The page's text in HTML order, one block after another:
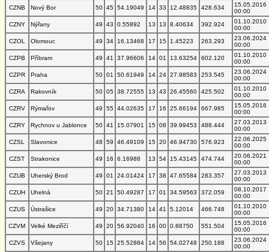
CZNB
Nový Bor 50 45 54.19049 14 33 12.48835 428.634
15.05.2016
00:00
CZNY
Nýřany 49 43 0.55892 13 13 8.40634 392.924
01.10.2010
00:00
CZOL
Olomouc 49 34 16.13468 17 15 1.45223 263.293
23.06.2024
00:00
CZPB
Příbram 49 41 37.96606 14 01 13.63254 602.120
01.10.2010
00:00
CZPR
Praha 50 01 50.61949 14 24 27.98583 253.545
23.06.2024
00:00
CZRA
Rakovník 50 05 38.72555 13 43 26.45560 425.502
01.10.2010
00:00
CZRV
Rýmařov 49 55 44.02635 17 16 25.66194 667.985
15.05.2016
00:00
CZRY
Rychnov u Jablonce 50 41 15.07901 15 08 39.99453 488.444
27.03.2013
00:00
CZSL
Slavonice 48 59 46.49109 15 20 46.94730 576.923
22.06.2025
00:00
CZST
Strakonice 49 16 6.16988 13 54 15.43145 474.744
20.06.2021
00:00
CZUB
Uherský Brod 49 01 24.01424 17 38 47.65584 283.357
27.03.2013
00:00
CZUH
Uhelná 50 21 50.49287 17 01 34.59563 372.059
08.10.2017
00:00
CZUS
Ústrašice 49 20 34.71380 14 41 5.12014 466.748
01.10.2010
00:00
CZVM
Velké Meziříčí 49 20 56.92040 16 00 0.88750 551.504
15.05.2016
00:00
CZVS
Všejany 50 15 25.52884 14 56 54.02748 250.188
23.06.2024
00:00